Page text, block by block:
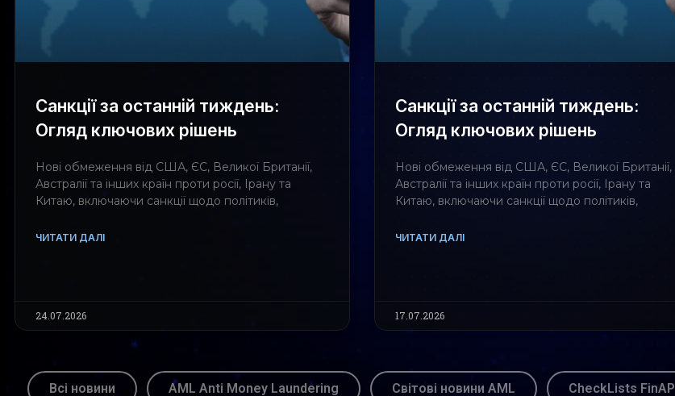
Санкції за останній тиждень:
Огляд ключових рішень
Нові обмеження від США, ЄС, Великої Британії,
Австралії та інших країн проти росії, Ірану та
Китаю, включаючи санкції щодо політиків,
ЧИТАТИ ДАЛІ
24.07.2026
Санкції за останній тиждень:
Огляд ключових рішень
Нові обмеження від США, ЄС, Великої Британії,
Австралії та інших країн проти росії, Ірану та
Китаю, включаючи санкції щодо політиків,
ЧИТАТИ ДАЛІ
17.07.2026
Всі новини AML Anti Money Laundering Світові новини AML CheckLists FinAP